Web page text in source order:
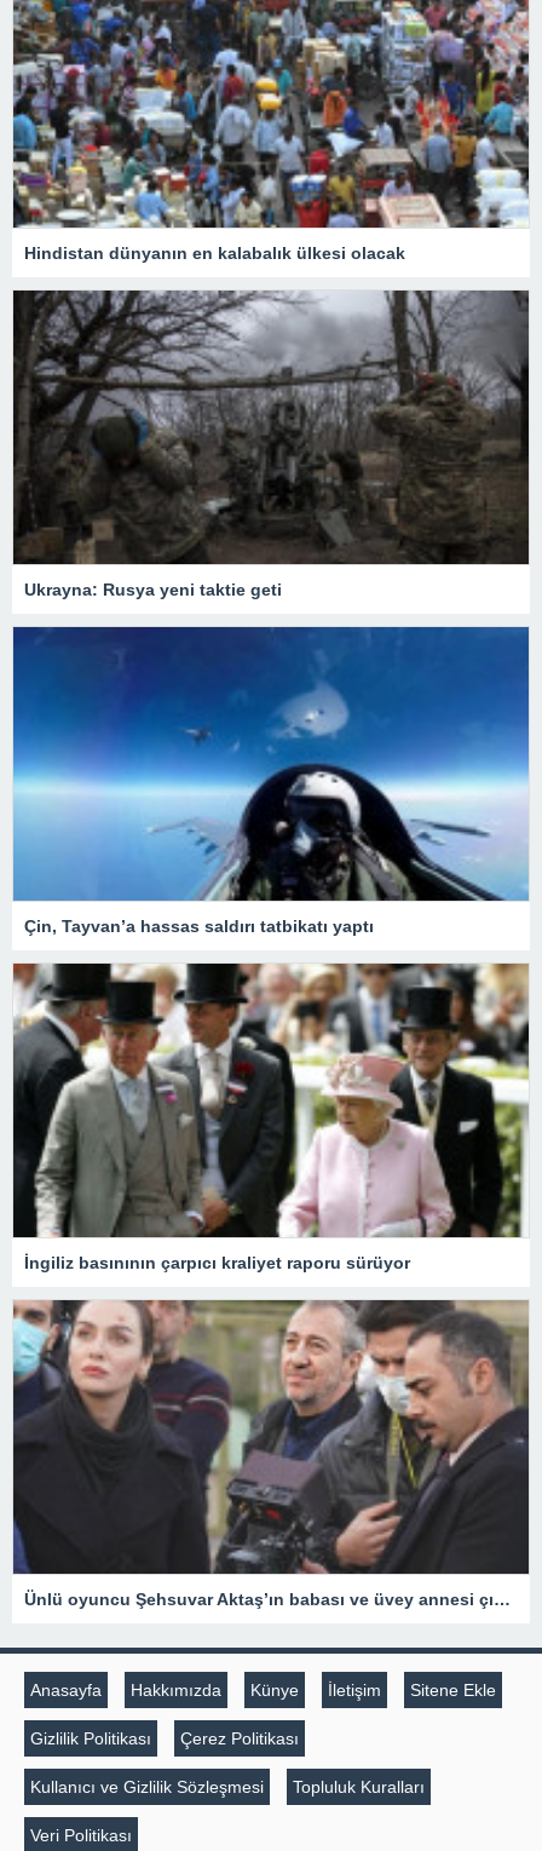
Hindistan dünyanın en kalabalık ülkesi olacak
Ukrayna: Rusya yeni taktie geti
Çin, Tayvan’a hassas saldırı tatbikatı yaptı
İngiliz basınının çarpıcı kraliyet raporu sürüyor
Ünlü oyuncu Şehsuvar Aktaş’ın babası ve üvey annesi çıkan yangında hayatını kaybetti
Anasayfa Hakkımızda Künye İletişim Sitene Ekle
Gizlilik Politikası Çerez Politikası
Kullanıcı ve Gizlilik Sözleşmesi Topluluk Kuralları
Veri Politikası